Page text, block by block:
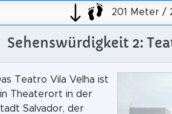
201 Meter /
Sehenswürdigkeit 2:
Teatro Vila Velha ist
Theaterort in der
Salvador, der